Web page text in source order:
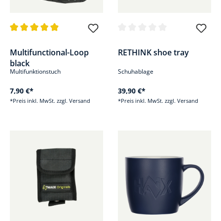
Multifunctional-Loop
black
Multifunktionstuch
7,90 €*
*Preis inkl. MwSt. zzgl. Versand
RETHINK shoe tray
Schuhablage
39,90 €*
*Preis inkl. MwSt. zzgl. Versand